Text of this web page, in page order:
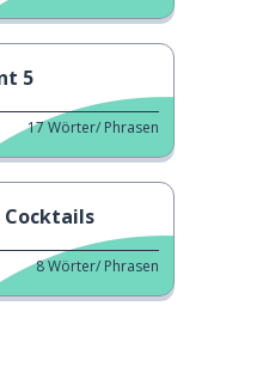
5
17Wörter/ Phrasen
8Wörter/ Phrasen